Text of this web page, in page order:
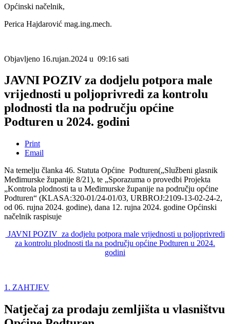
Općinski načelnik,
Perica Hajdarović mag.ing.mech.
Objavljeno 16.rujan.2024 u 09:16 sati
JAVNI POZIV za dodjelu potpora male
vrijednosti u poljoprivredi za kontrolu
plodnosti tla na području općine
Podturen u 2024. godini
Print
Email
Na temelju članka 46. Statuta Općine Podturen(„Službeni glasnik
Međimurske županije 8/21), te „Sporazuma o provedbi Projekta
„Kontrola plodnosti ta u Međimurske županije na području općine
Podturen“ (KLASA:320-01/24-01/03, URBROJ:2109-13-02-24-2,
od 06. rujna 2024. godine), dana 12. rujna 2024. godine Općinski
načelnik raspisuje
JAVNI POZIV za dodjelu potpora male vrijednosti u poljoprivredi
za kontrolu plodnosti tla na području općine Podturen u 2024.
godini
1. ZAHTJEV
Natječaj za prodaju zemljišta u vlasništvu